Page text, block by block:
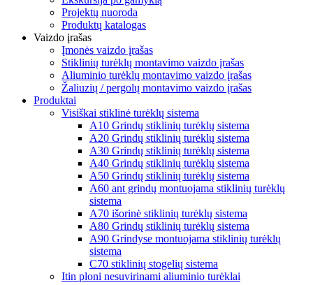
Projektų nuoroda
Produktų katalogas
Vaizdo įrašas
Įmonės vaizdo įrašas
Stiklinių turėklų montavimo vaizdo įrašas
Aliuminio turėklų montavimo vaizdo įrašas
Žaliuzių / pergolų montavimo vaizdo įrašas
Produktai
Visiškai stiklinė turėklų sistema
A10 Grindų stiklinių turėklų sistema
A20 Grindų stiklinių turėklų sistema
A30 Grindų stiklinių turėklų sistema
A40 Grindų stiklinių turėklų sistema
A50 Grindų stiklinių turėklų sistema
A60 ant grindų montuojama stiklinių turėklų
sistema
A70 išorinė stiklinių turėklų sistema
A80 Grindų stiklinių turėklų sistema
A90 Grindyse montuojama stiklinių turėklų
sistema
C70 stiklinių stogelių sistema
Itin ploni nesuvirinami aliuminio turėklai